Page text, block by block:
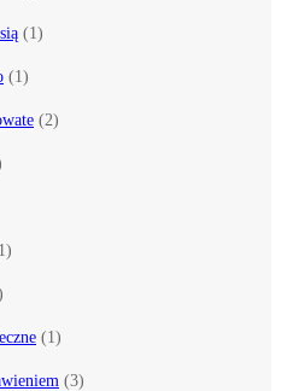
(1)
(1)
(2)
(1)
(3)